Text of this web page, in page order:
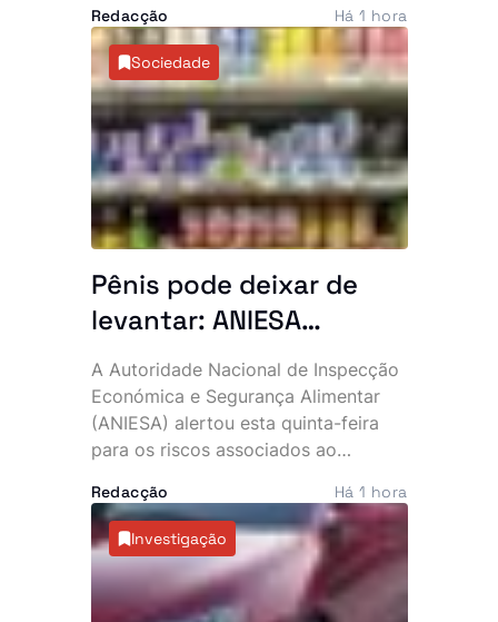
explicações
Europa intensificou as críticas da
oposição e voltou a alimentar
especulações sobre o estado de
saúde do chefe de Estado, de 93
anos.
Redacção Há 1 hora
Sociedade
Pênis pode deixar de
levantar: ANIESA
desaconselha consumo
de Power Plus e Motu
Rouge após descoberta
de substâncias
impróprias
A Autoridade Nacional de Inspecção
Económica e Segurança Alimentar
(ANIESA) alertou esta quinta-feira
para os riscos associados ao
Power Plus e Motu Rouge, depois de
análises laboratoriais terem
detectado a presença não declarada
de sildenafila, um medicamento
sujeito a prescrição médica utilizado
Redacção Há 1 hora
Investigação